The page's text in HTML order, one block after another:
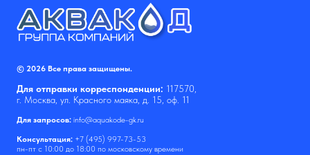
© 2026 Все права защищены.
Для отправки корреспонденции: 117570,
г. Москва, ул. Красного маяка, д. 15, оф. 11
Для запросов: info@aquakode-gk.ru
Консультация: +7 (495) 997-73-53
пн-пт с 10:00 до 18:00 по московскому времени